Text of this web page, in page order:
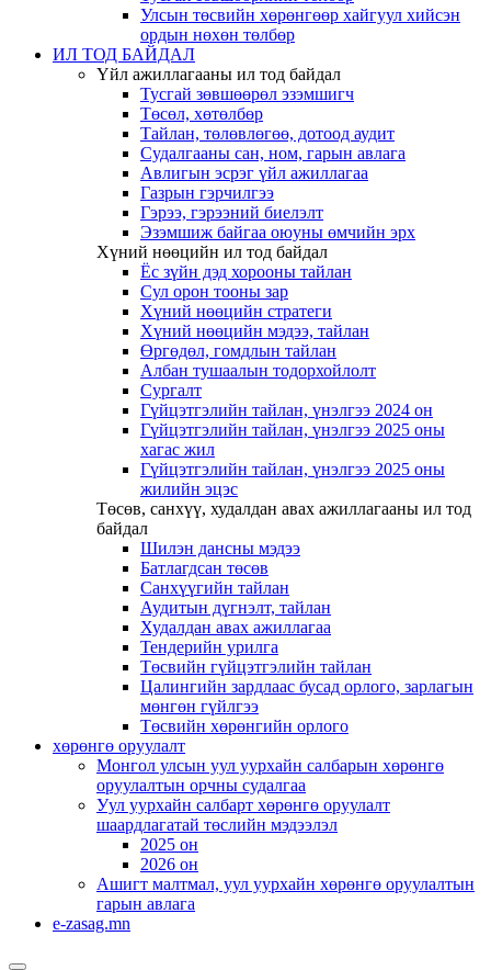
Улсын төсвийн хөрөнгөөр хайгуул хийсэн
ордын нөхөн төлбөр
ИЛ ТОД БАЙДАЛ
Үйл ажиллагааны ил тод байдал
Тусгай зөвшөөрөл эзэмшигч
Төсөл, хөтөлбөр
Тайлан, төлөвлөгөө, дотоод аудит
Судалгааны сан, ном, гарын авлага
Авлигын эсрэг үйл ажиллагаа
Газрын гэрчилгээ
Гэрээ, гэрээний биелэлт
Эзэмшиж байгаа оюуны өмчийн эрх
Хүний нөөцийн ил тод байдал
Ёс зүйн дэд хорооны тайлан
Сул орон тооны зар
Хүний нөөцийн стратеги
Хүний нөөцийн мэдээ, тайлан
Өргөдөл, гомдлын тайлан
Албан тушаалын тодорхойлолт
Сургалт
Гүйцэтгэлийн тайлан, үнэлгээ 2024 он
Гүйцэтгэлийн тайлан, үнэлгээ 2025 оны
хагас жил
Гүйцэтгэлийн тайлан, үнэлгээ 2025 оны
жилийн эцэс
Төсөв, санхүү, худалдан авах ажиллагааны ил тод
байдал
Шилэн дансны мэдээ
Батлагдсан төсөв
Санхүүгийн тайлан
Аудитын дүгнэлт, тайлан
Худалдан авах ажиллагаа
Тендерийн урилга
Төсвийн гүйцэтгэлийн тайлан
Цалингийн зардлаас бусад орлого, зарлагын
мөнгөн гүйлгээ
Төсвийн хөрөнгийн орлого
хөрөнгө оруулалт
Монгол улсын уул уурхайн салбарын хөрөнгө
оруулалтын орчны судалгаа
Уул уурхайн салбарт хөрөнгө оруулалт
шаардлагатай төслийн мэдээлэл
2025 он
2026 он
Ашигт малтмал, уул уурхайн хөрөнгө оруулалтын
гарын авлага
e-zasag.mn